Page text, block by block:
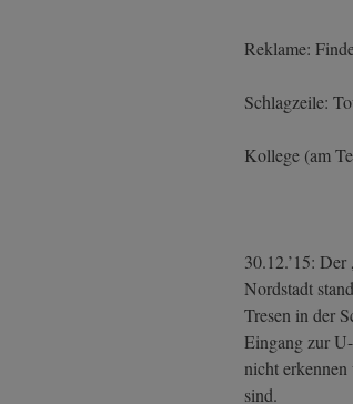
Reklame:
Schlagzeile:
Kollege (am
30.12.’15:
Nordstadt
Tresen in der
Eingang zur
nicht erkennen
sind.